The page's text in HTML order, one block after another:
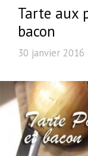
Tarte aux
bacon
30 janvier 2016